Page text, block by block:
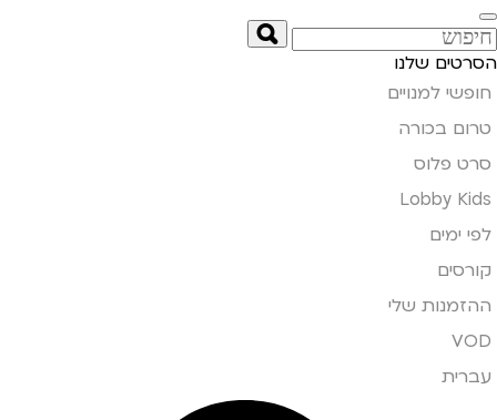
הסרטים שלנו
חופשי למנויים
טרום בכורה
סרט פלוס
Lobby Kids
לפי ימים
קורסים
ההזמנות שלי
VOD
עברית